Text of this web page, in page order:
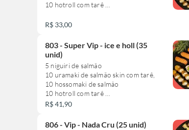
10 hotroll com tarê
**este combinado não pode sofrer
R$ 33,00
803 - Super Vip - ice e holl (35
unid)
5 niguiri de salmão
10 uramaki de salmão skin com tarê,
10 hossomaki de salmão
10 hotroll com tarê
alteração**
R$ 41,90
806 - Vip - Nada Cru (25 unid)